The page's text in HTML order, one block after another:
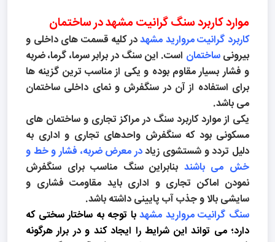
موارد کاربرد سنگ گرانیت مشهد در ساختمان
کاربرد گرانیت مروارید مشهددر کلیه قسمت های داخلی و
بیرونیساختمان است. این سنگ در برابر سرما، گرما، ضربه
و فشار بسیار مقاوم بوده و یکی از مناسب ترین گزینه ها
برای استفاده از آن در سنگفرش و نمای داخلی ساختمان
می باشد.
یکی از موارد کاربرد سنگ در مراکز تجاری و ساختمان های
مسکونی بود که سنگفرش واحدهای تجاری و اداری به
دلیل تردد و شستشوی زیاددر معرض ضربه، فشار و خط و
خش می باشند بنابراین سنگ مناسب برای سنگفرش
نمودن اماکن تجاری و اداری باید مقاومت فشاری و
سایشی بالا و جذب آب پایینی داشته باشد.
سنگ گرانیت مروارید مشهد با توجه به ساختار سختی که
دارد؛ می تواند این شرایط را ایجاد کند و در برار هرگونه